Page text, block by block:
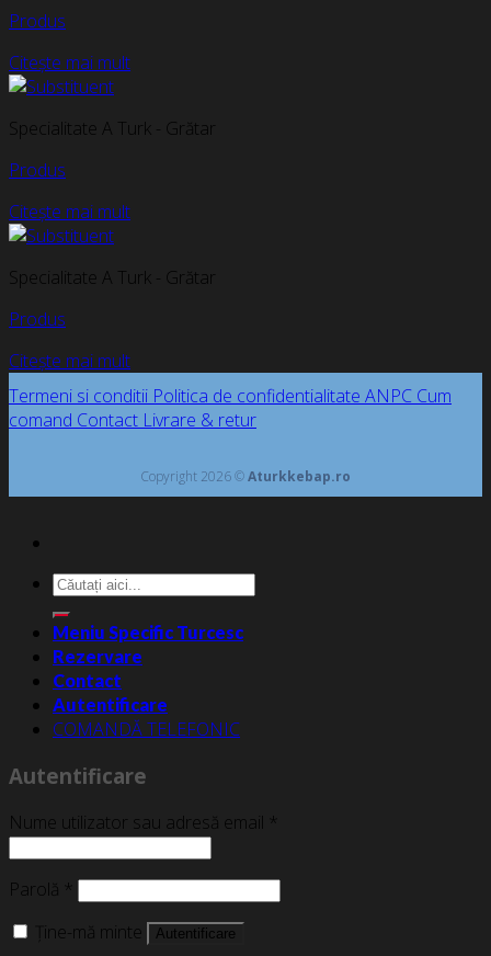
Produs
Citește mai mult
Specialitate A Turk - Grătar
Produs
Citește mai mult
Specialitate A Turk - Grătar
Produs
Citește mai mult
Termeni si conditii Politica de confidentialitate ANPC Cum
comand Contact Livrare & retur
Copyright 2026 ©Aturkkebap.ro
Caută
după:
Meniu Specific Turcesc
Rezervare
Contact
Autentificare
COMANDĂ TELEFONIC
Autentificare
Nume utilizator sau adresă email *
Parolă *
Ține-mă minte
Autentificare